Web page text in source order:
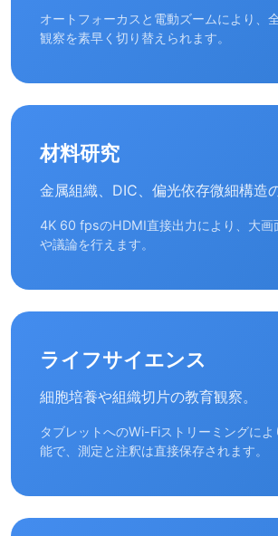
オートフォーカスと電動ズームにより、
観察を素早く切り替えられます。
材料研究
金属組織、DIC、偏光依存微細構造
4K 60 fpsのHDMI直接出力により、大画
や議論を行えます。
ライフサイエンス
細胞培養や組織切片の教育観察。
タブレットへのWi-Fiストリーミングに
能で、測定と注釈は直接保存されます。